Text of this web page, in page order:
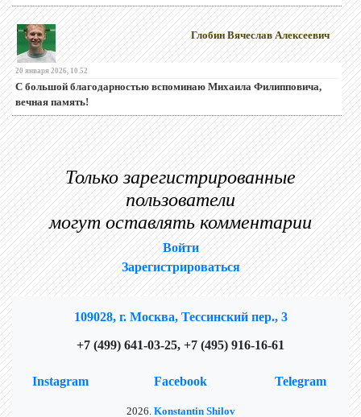
Глобин Вячеслав Алексеевич
20 января 2026, 10.52
С большой благодарностью вспоминаю Михаила Филипповича,
вечная память!
Только зарегистрированные
пользователи
могут оставлять комментарии
Войти
Зарегистрироваться
109028, г. Москва, Тессинский пер., 3
+7 (499) 641-03-25, +7 (495) 916-16-61
Instagram Facebook Telegram
2026. Konstantin Shilov